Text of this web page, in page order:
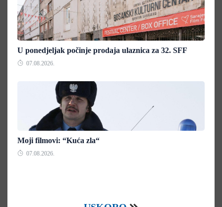
U ponedjeljak počinje prodaja ulaznica za 32. SFF
07.08.2026.
Moji filmovi: “Kuća zla“
07.08.2026.